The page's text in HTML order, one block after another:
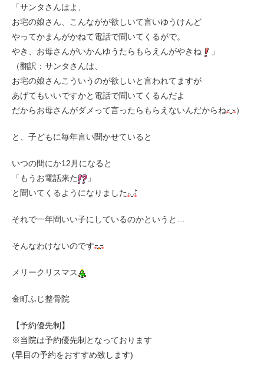
「サンタさんはよ、
お宅の娘さん、こんながが欲しいて言いゆうけんど
やってかまんがかねて電話で聞いてくるがで。
やき、お母さんがいかんゆうたらもらえんがやきね
」
（翻訳：サンタさんは、
お宅の娘さんこういうのが欲しいと言われてますが
あげてもいいですかと電話で聞いてくるんだよ
だからお母さんがダメって言ったらもらえないんだからね
）
と、子どもに毎年言い聞かせていると
いつの間にか12月になると
「もうお電話来た
」
と聞いてくるようになりました
それで一年間いい子にしているのかというと…
そんなわけないのです
メリークリスマス
金町ふじ整骨院
【予約優先制】
※当院は予約優先制となっております
(早目の予約をおすすめ致します)